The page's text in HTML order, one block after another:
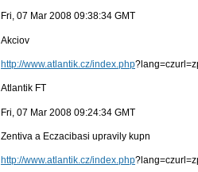
Fri, 07 Mar 2008 09:38:34 GMT
Akciov
http://www.atlantik.cz/index.php
Atlantik FT
Fri, 07 Mar 2008 09:24:34 GMT
Zentiva a Eczacibasi upravily kupn
http://www.atlantik.cz/index.php